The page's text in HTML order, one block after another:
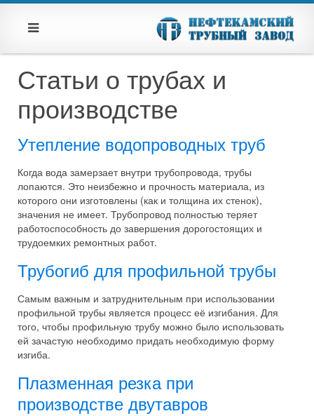
Статьи о трубах и
производстве
Утепление водопроводных труб
Когда вода замерзает внутри трубопровода, трубы
лопаются. Это неизбежно и прочность материала, из
которого они изготовлены (как и толщина их стенок),
значения не имеет. Трубопровод полностью теряет
работоспособность до завершения дорогостоящих и
трудоемких ремонтных работ.
Трубогиб для профильной трубы
Самым важным и затруднительным при использовании
профильной трубы является процесс её изгибания. Для
того, чтобы профильную трубу можно было использовать
ей зачастую необходимо придать необходимую форму
изгиба.
Плазменная резка при
производстве двутавров